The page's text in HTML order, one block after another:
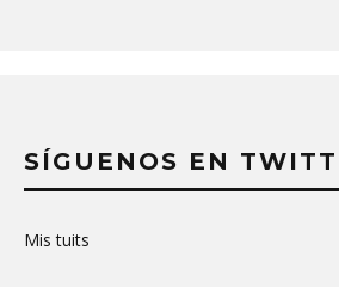
SÍGUENOS EN
Mis tuits